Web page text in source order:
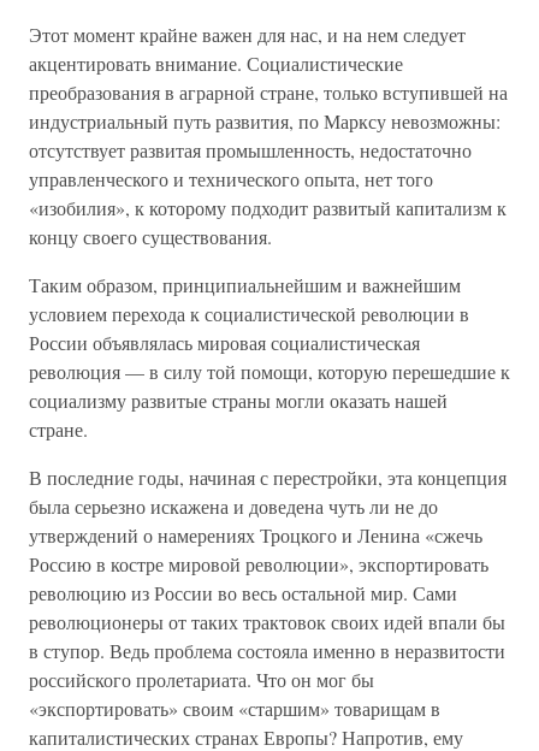
Этот момент крайне важен для нас, и на нем следует
акцентировать внимание. Социалистические
преобразования в аграрной стране, только вступившей на
индустриальный путь развития, по Марксу невозможны:
отсутствует развитая промышленность, недостаточно
управленческого и технического опыта, нет того
«изобилия», к которому подходит развитый капитализм к
концу своего существования.
Таким образом, принципиальнейшим и важнейшим
условием перехода к социалистической революции в
России объявлялась мировая социалистическая
революция — в силу той помощи, которую перешедшие к
социализму развитые страны могли оказать нашей
стране.
В последние годы, начиная с перестройки, эта концепция
была серьезно искажена и доведена чуть ли не до
утверждений о намерениях Троцкого и Ленина «сжечь
Россию в костре мировой революции», экспортировать
революцию из России во весь остальной мир. Сами
революционеры от таких трактовок своих идей впали бы
в ступор. Ведь проблема состояла именно в неразвитости
российского пролетариата. Что он мог бы
«экспортировать» своим «старшим» товарищам в
капиталистических странах Европы? Напротив, ему